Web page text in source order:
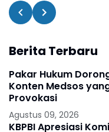
Berita Terbaru
Pakar Hukum
Konten Medsos
Provokasi
Agustus 09, 2026
KBPBI Apresiasi